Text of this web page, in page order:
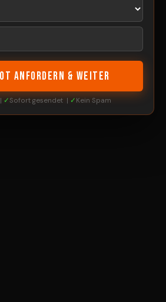
ANFORDERN & WEITER
✓ Sofort gesendet | ✓ Kein Spam